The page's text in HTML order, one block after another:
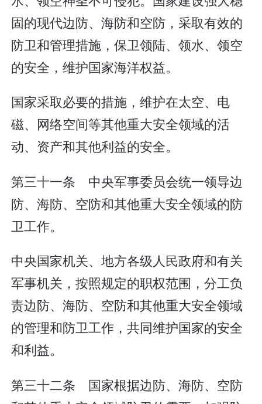
固的现代边防、海防和空防，采取有效的
防卫和管理措施，保卫领陆、领水、领空
的安全，维护国家海洋权益。
国家采取必要的措施，维护在太空、电
磁、网络空间等其他重大安全领域的活
动、资产和其他利益的安全。
第三十一条 中央军事委员会统一领导边
防、海防、空防和其他重大安全领域的防
卫工作。
中央国家机关、地方各级人民政府和有关
军事机关，按照规定的职权范围，分工负
责边防、海防、空防和其他重大安全领域
的管理和防卫工作，共同维护国家的安全
和利益。
第三十二条 国家根据边防、海防、空防